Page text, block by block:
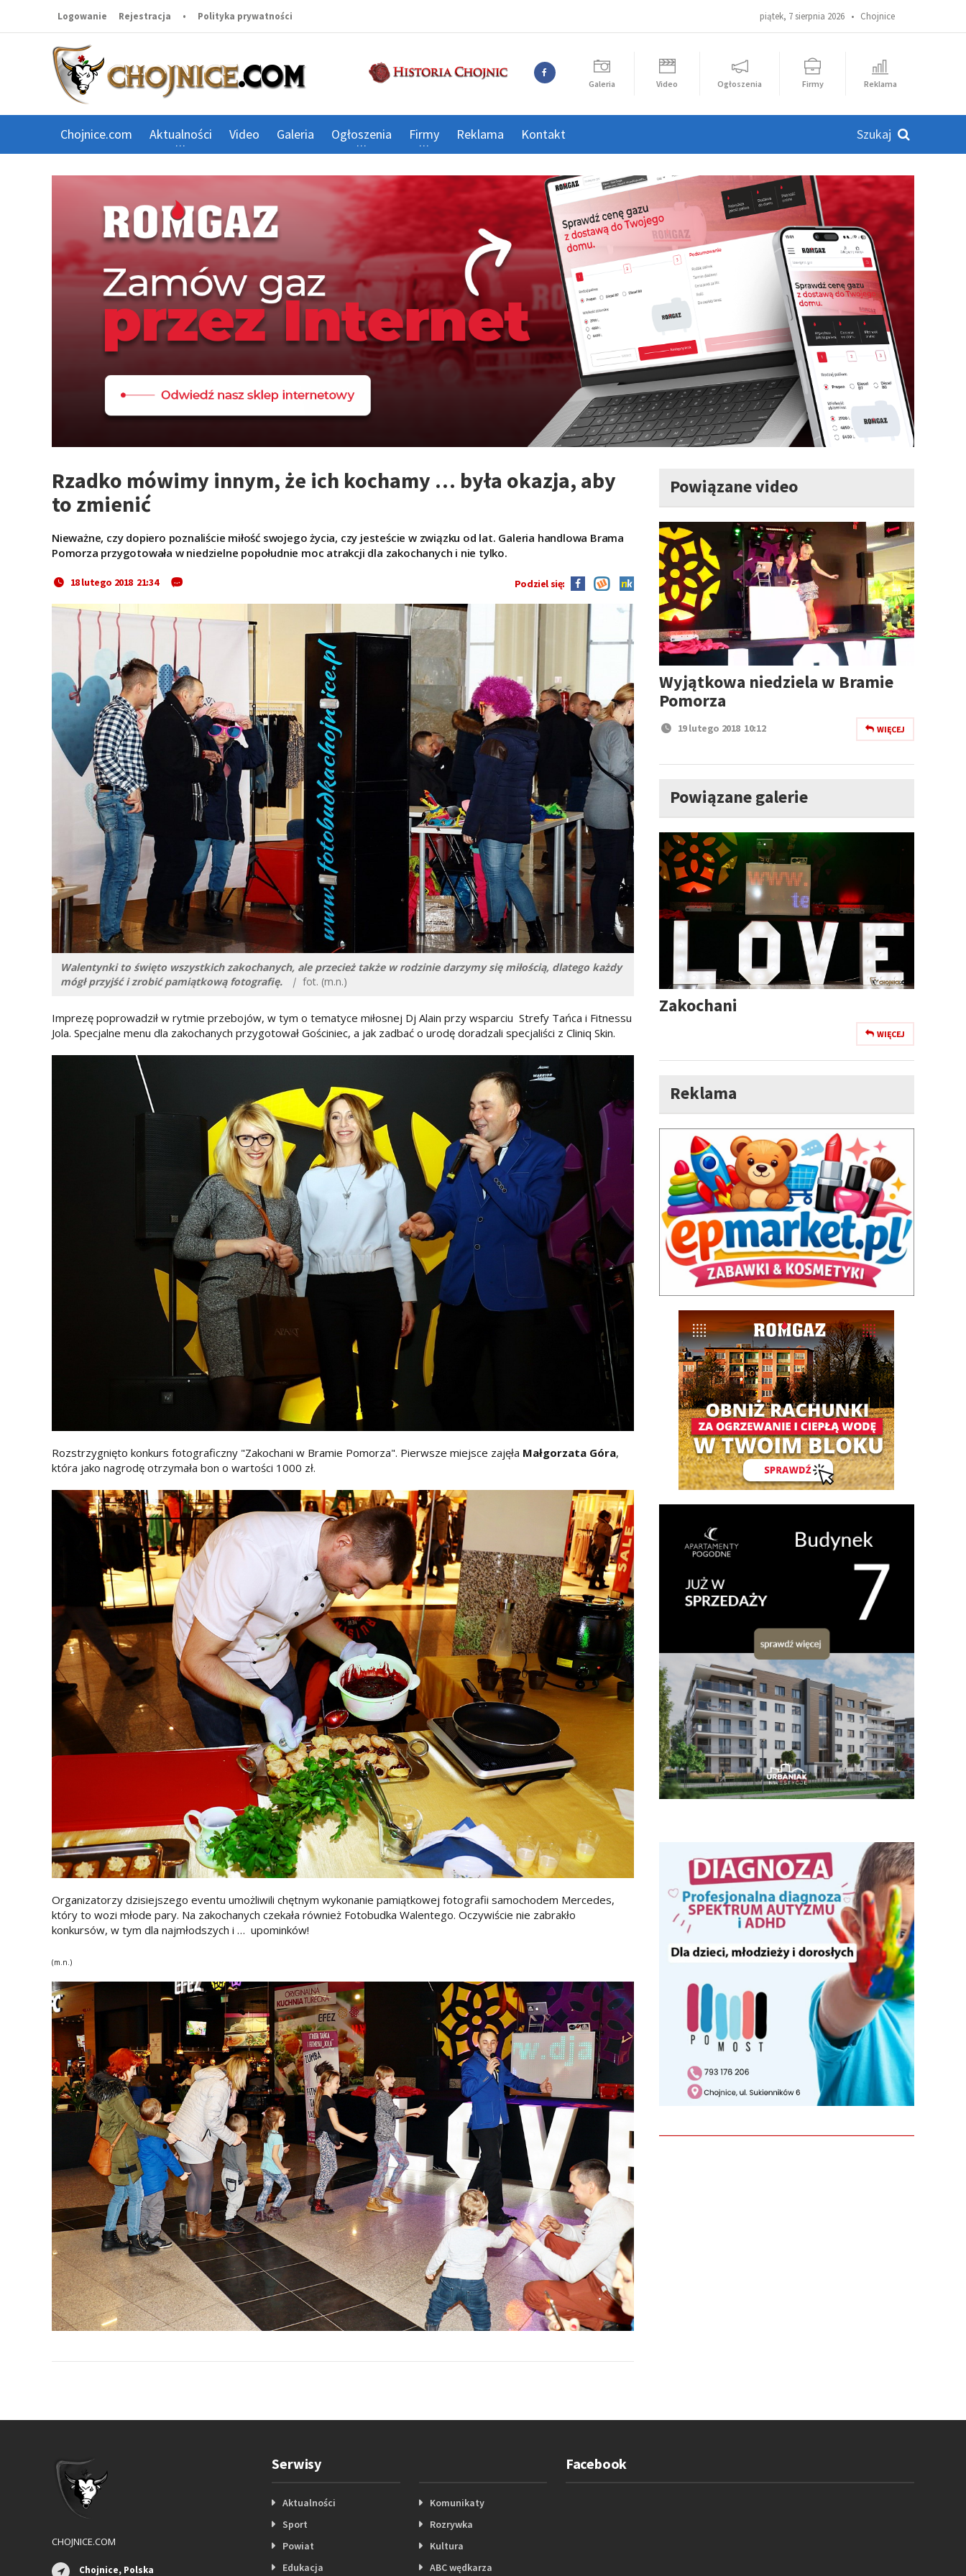
piątek, 7 sierpnia 2026 • Chojnice
Logowanie Rejestracja • Polityka prywatności
Galeria Video Ogłoszenia Firmy Reklama
Chojnice.com Aktualności Video Galeria Ogłoszenia Firmy Reklama Kontakt
Rzadko mówimy innym, że ich kochamy … była okazja, aby
to zmienić
Nieważne, czy dopiero poznaliście miłość swojego życia, czy jesteście w związku od lat. Galeria handlowa Brama
Pomorza przygotowała w niedzielne popołudnie moc atrakcji dla zakochanych i nie tylko.
18 lutego 2018 21:34 Podziel się:
Walentynki to święto wszystkich zakochanych, ale przecież także w rodzinie darzymy się miłością, dlatego każdy
mógł przyjść i zrobić pamiątkową fotografię. | fot. (m.n.)
Imprezę poprowadził w rytmie przebojów, w tym o tematyce miłosnej Dj Alain przy wsparciu Strefy Tańca i Fitnessu
Jola. Specjalne menu dla zakochanych przygotował Gościniec, a jak zadbać o urodę doradzali specjaliści z Cliniq Skin.
Rozstrzygnięto konkurs fotograficzny "Zakochani w Bramie Pomorza". Pierwsze miejsce zajęła Małgorzata Góra,
która jako nagrodę otrzymała bon o wartości 1000 zł.
Organizatorzy dzisiejszego eventu umożliwili chętnym wykonanie pamiątkowej fotografii samochodem Mercedes,
który to wozi młode pary. Na zakochanych czekała również Fotobudka Walentego. Oczywiście nie zabrakło
konkursów, w tym dla najmłodszych i … upominków!
(m.n.)
Powiązane video
Wyjątkowa niedziela w Bramie
Pomorza
19 lutego 2018 10:12 WIĘCEJ
Powiązane galerie
Zakochani
WIĘCEJ
Reklama
CHOJNICE.COM
Chojnice, Polska
Serwisy
Aktualności
Sport
Powiat
Edukacja
Komunikaty
Rozrywka
Kultura
ABC wędkarza
Facebook